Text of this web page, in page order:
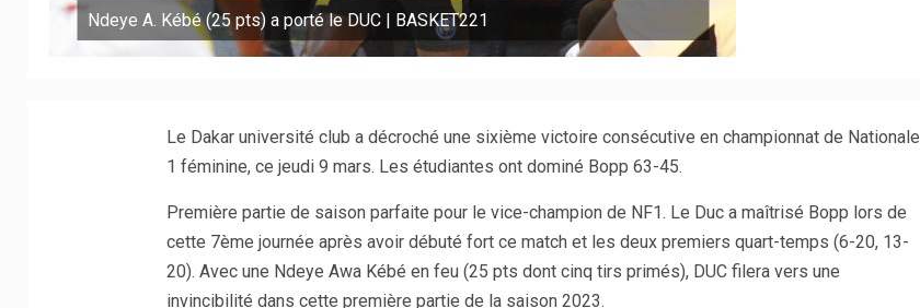
Ndeye A. Kébé (25 pts) a porté le DUC | BASKET221
Le Dakar université club a décroché une sixième victoire consécutive en championnat de Nationale
1 féminine, ce jeudi 9 mars. Les étudiantes ont dominé Bopp 63-45.
Première partie de saison parfaite pour le vice-champion de NF1. Le Duc a maîtrisé Bopp lors de
cette 7ème journée après avoir débuté fort ce match et les deux premiers quart-temps (6-20, 13-
20). Avec une Ndeye Awa Kébé en feu (25 pts dont cinq tirs primés), DUC filera vers une
invincibilité dans cette première partie de la saison 2023.